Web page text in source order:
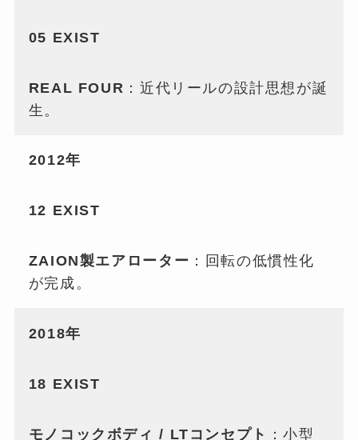
05 EXIST
REAL FOUR ：近代リールの設計思想が誕
生。
2012年
12 EXIST
ZAION製エアローター ：回転の低慣性化
が完成。
2018年
18 EXIST
モノコックボディ / LTコンセプト ：小型